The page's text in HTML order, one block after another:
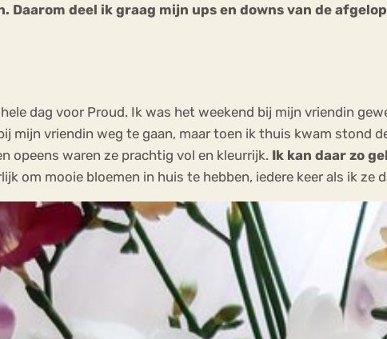
Daarom deel ik graag mijn ups en downs van de
dag voor Proud. Ik was het weekend bij mijn vriendin
mijn vriendin weg te gaan, maar toen ik thuis kwam stond
opeens waren ze prachtig vol en kleurrijk. Ik kan daar zo
om mooie bloemen in huis te hebben, iedere keer als ik ze